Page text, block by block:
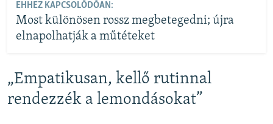
EHHEZ KAPCSOLÓDÓAN:
Most különösen rossz megbetegedni; újra
elnapolhatják a műtéteket
„Empatikusan, kellő rutinnal
rendezzék a lemondásokat”